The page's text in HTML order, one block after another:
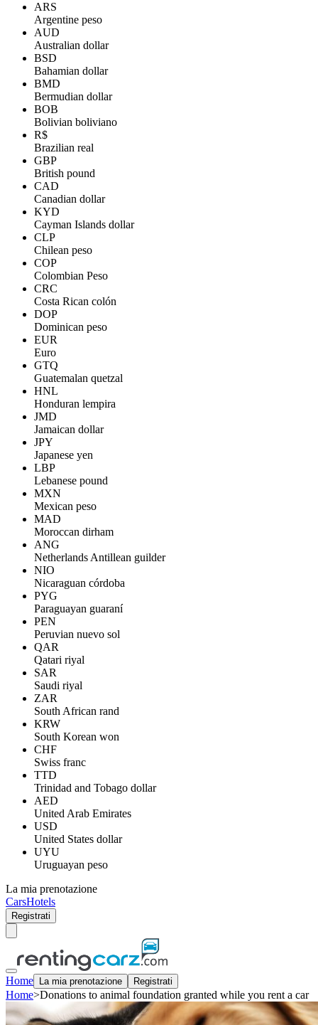
ARS
Argentine peso
AUD
Australian dollar
BSD
Bahamian dollar
BMD
Bermudian dollar
BOB
Bolivian boliviano
R$
Brazilian real
GBP
British pound
CAD
Canadian dollar
KYD
Cayman Islands dollar
CLP
Chilean peso
COP
Colombian Peso
CRC
Costa Rican colón
DOP
Dominican peso
EUR
Euro
GTQ
Guatemalan quetzal
HNL
Honduran lempira
JMD
Jamaican dollar
JPY
Japanese yen
LBP
Lebanese pound
MXN
Mexican peso
MAD
Moroccan dirham
ANG
Netherlands Antillean guilder
NIO
Nicaraguan córdoba
PYG
Paraguayan guaraní
PEN
Peruvian nuevo sol
QAR
Qatari riyal
SAR
Saudi riyal
ZAR
South African rand
KRW
South Korean won
CHF
Swiss franc
TTD
Trinidad and Tobago dollar
AED
United Arab Emirates
USD
United States dollar
UYU
Uruguayan peso
La mia prenotazione
CarsHotels
Registrati
Home La mia prenotazione Registrati
Home>Donations to animal foundation granted while you rent a car